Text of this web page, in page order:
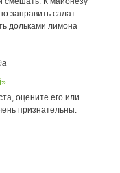
заправить салат.
дольками лимона
оцените его или
признательны.